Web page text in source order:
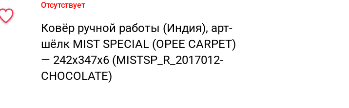
Отсутствует
Ковёр ручной работы (Индия), арт-
шёлк MIST SPECIAL (OPEE CARPET)
— 242x347x6 (MISTSP_R_2017012-
CHOCOLATE)